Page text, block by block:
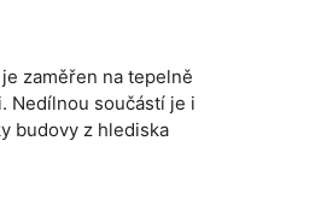
zaměřen na tepelně
Nedílnou součástí je i
budovy z hlediska